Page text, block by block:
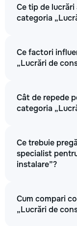
Ce tip de
categoria
Ce factori
„Lucrări de
Cât de repede
categoria
Ce trebuie
specialist
instalare”?
Cum compari
„Lucrări de